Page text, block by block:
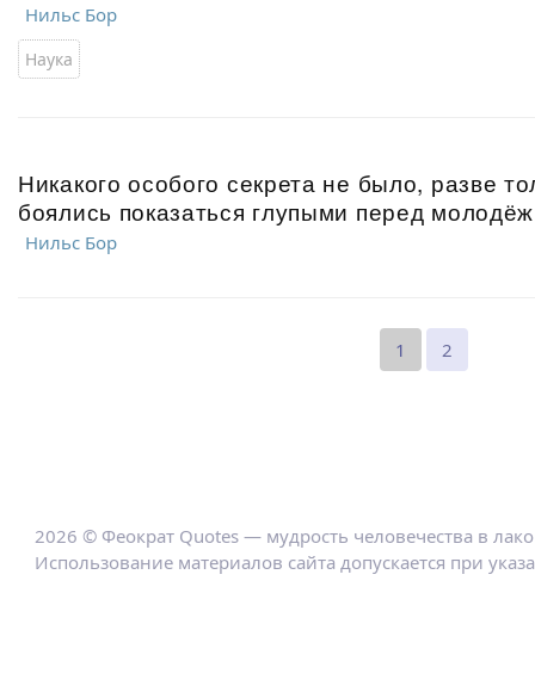
Нильс Бор
Наука
Никакого особого секрета не было, разве
боялись показаться глупыми перед
Нильс Бор
1 2
2026 © Феократ Quotes — мудрость человечества в
Использование материалов сайта допускается при